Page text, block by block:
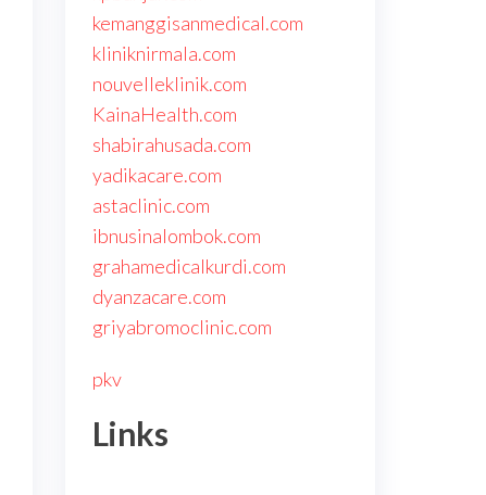
kemanggisanmedical.com
kliniknirmala.com
nouvelleklinik.com
KainaHealth.com
shabirahusada.com
yadikacare.com
astaclinic.com
ibnusinalombok.com
grahamedicalkurdi.com
dyanzacare.com
griyabromoclinic.com
pkv
Links